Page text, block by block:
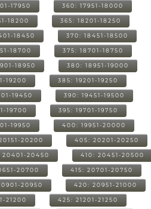
17950 360: 17951-18000
18200 365: 18201-18250
18450 370: 18451-18500
18700 375: 18701-18750
18950 380: 18951-19000
19200 385: 19201-19250
19450 390: 19451-19500
19700 395: 19701-19750
19950 400: 19951-20000
20200 405: 20201-20250
20401-20450 410: 20451-20500
20700 415: 20701-20750
20950 420: 20951-21000
21200 425: 21201-21250